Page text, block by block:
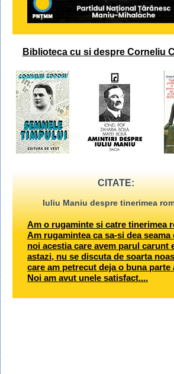
Biblioteca cu si despre Corneliu
CITATE:
Iuliu Maniu despre tinerimea
Am o rugaminte si catre tinerimea
Am rugamintea ca sa-si dea seama
noi acestia care avem parul carunt
astazi, nu se discuta de soarta
care am petrecut deja o buna parte
Noi am avut unele satisfact....